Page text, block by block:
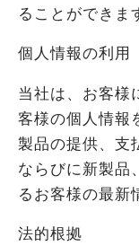
ることができま
個人情報の利用
当社は、お客様
客様の個人情報
製品の提供、支
ならびに新製品
るお客様の最新
法的根拠